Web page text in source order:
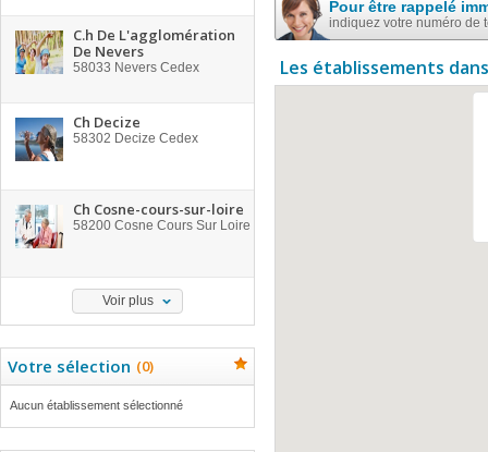
C.h De L'agglomération
De Nevers
58033 Nevers Cedex
Ch Decize
58302 Decize Cedex
Ch Cosne-cours-sur-loire
58200 Cosne Cours Sur Loire
Voir plus
Votre sélection (0)
Aucun établissement sélectionné
Pour être rappelé
indiquez votre numéro de
Les établissements